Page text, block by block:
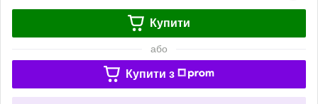
Купити
або
Купити з